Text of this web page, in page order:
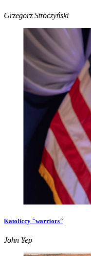
Grzegorz Stroczyński
Katoliccy "warriors"
John Yep